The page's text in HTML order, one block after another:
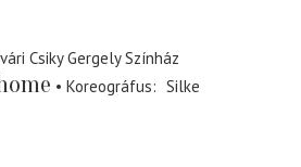
Csiky Gergely Színház
Koreográfus
Silke